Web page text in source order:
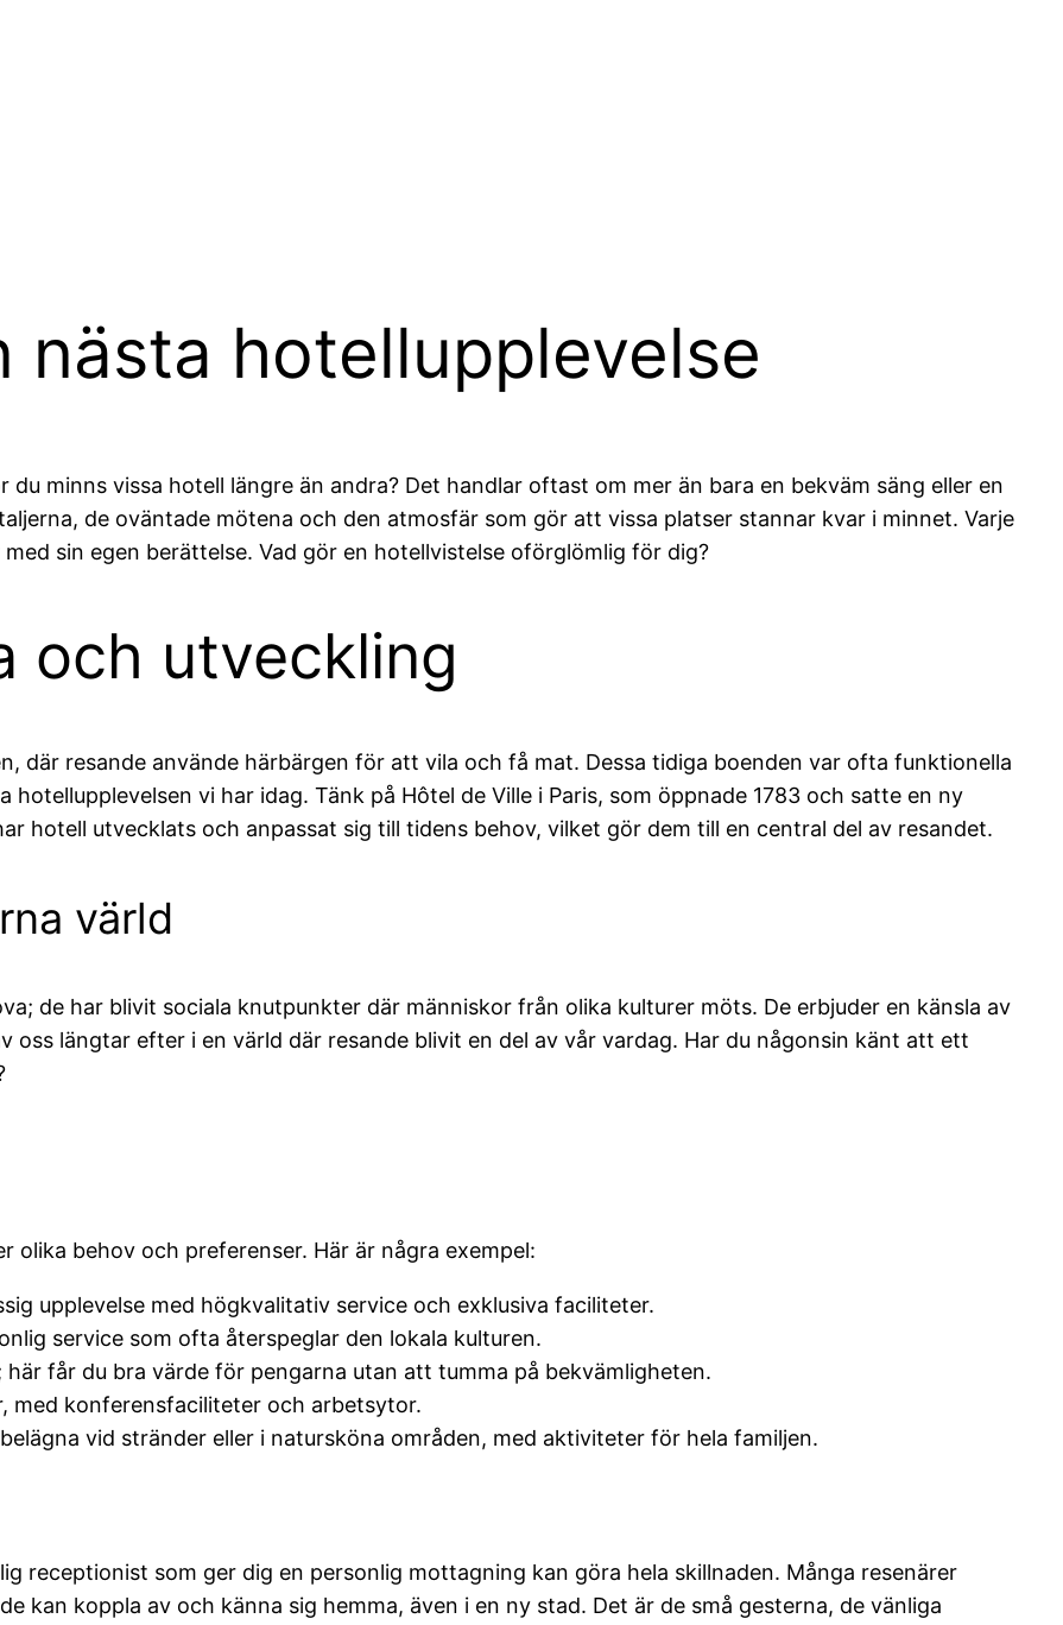
nästa hotellupplevelse
minns vissa hotell längre än andra? Det handlar oftast om mer än bara en bekväm säng eller en
de oväntade mötena och den atmosfär som gör att vissa platser stannar kvar i minnet. Varje
sin egen berättelse. Vad gör en hotellvistelse oförglömlig för dig?
och utveckling
där resande använde härbärgen för att vila och få mat. Dessa tidiga boenden var ofta funktionella
vi har idag. Tänk på Hôtel de Ville i Paris, som öppnade 1783 och satte en ny
hotell utvecklats och anpassat sig till tidens behov, vilket gör dem till en central del av resandet.
värld
de har blivit sociala knutpunkter där människor från olika kulturer möts. De erbjuder en känsla av
oss längtar efter i en värld där resande blivit en del av vår vardag. Har du någonsin känt att ett
behov och preferenser. Här är några exempel:
upplevelse med högkvalitativ service och exklusiva faciliteter.
service som ofta återspeglar den lokala kulturen.
här får du bra värde för pengarna utan att tumma på bekvämligheten.
med konferensfaciliteter och arbetsytor.
vid stränder eller i natursköna områden, med aktiviteter för hela familjen.
receptionist som ger dig en personlig mottagning kan göra hela skillnaden. Många resenärer
kan koppla av och känna sig hemma, även i en ny stad. Det är de små gesterna, de vänliga